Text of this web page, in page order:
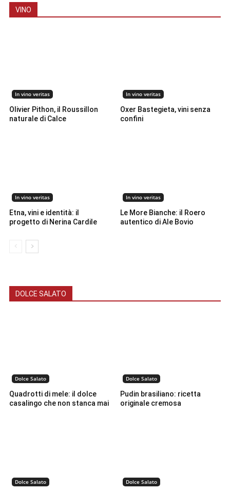
VINO
In vino veritas
Olivier Pithon, il Roussillon
naturale di Calce
In vino veritas
Oxer Bastegieta, vini senza
confini
In vino veritas
Etna, vini e identità: il
progetto di Nerina Cardile
In vino veritas
Le More Bianche: il Roero
autentico di Ale Bovio
DOLCE SALATO
Dolce Salato
Quadrotti di mele: il dolce
casalingo che non stanca mai
Dolce Salato
Pudin brasiliano: ricetta
originale cremosa
Dolce Salato Dolce Salato